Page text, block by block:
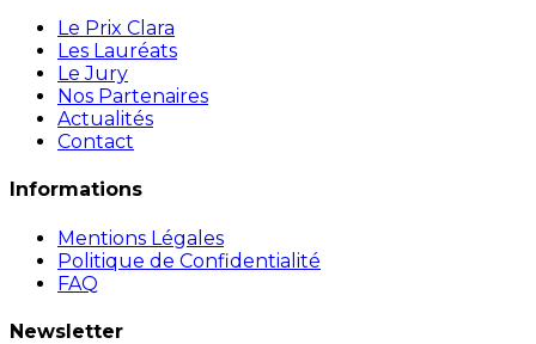
Le Prix Clara
Les Lauréats
Le Jury
Nos Partenaires
Actualités
Contact
Informations
Mentions Légales
Politique de Confidentialité
FAQ
Newsletter